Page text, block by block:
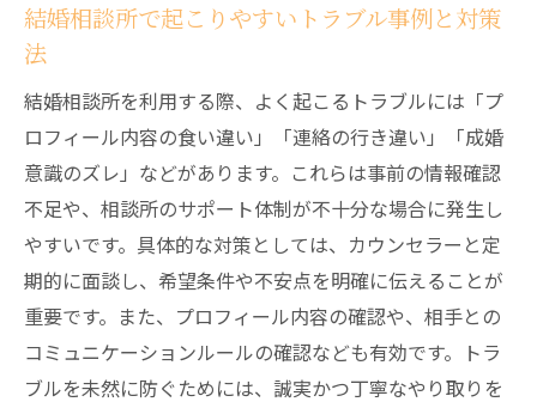
結婚相談所で起こりやすいトラブル事例と対策
法
結婚相談所を利用する際、よく起こるトラブルには「プ
ロフィール内容の食い違い」「連絡の行き違い」「成婚
意識のズレ」などがあります。これらは事前の情報確認
不足や、相談所のサポート体制が不十分な場合に発生し
やすいです。具体的な対策としては、カウンセラーと定
期的に面談し、希望条件や不安点を明確に伝えることが
重要です。また、プロフィール内容の確認や、相手との
コミュニケーションルールの確認なども有効です。トラ
ブルを未然に防ぐためには、誠実かつ丁寧なやり取りを